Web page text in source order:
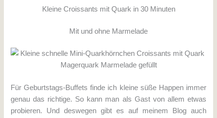
Kleine Croissants mit Quark in 30 Minuten
Mit und ohne Marmelade
Für Geburtstags-Buffets finde ich kleine süße Happen immer
genau das richtige. So kann man als Gast von allem etwas
probieren. Und deswegen gibt es auf meinem Blog auch